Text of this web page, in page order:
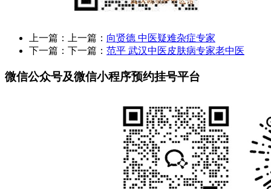
上一篇：上一篇： 向贤德 中医疑难杂症专家
下一篇：下一篇： 范平 武汉中医皮肤病专家老中医
微信公众号及微信小程序预约挂号平台